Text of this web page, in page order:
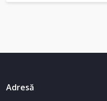
Adresă